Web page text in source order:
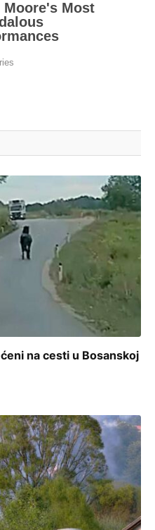
na cesti u Bosanskoj